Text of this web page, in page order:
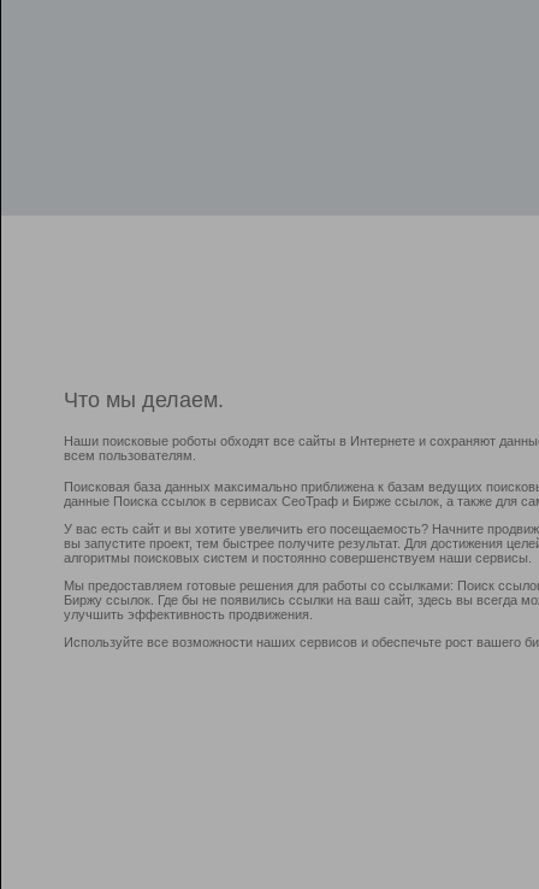
Что мы делаем.
Наши поисковые роботы обходят все сайты в Интернете и сохраняют
всем пользователям.
Поисковая база данных максимально приближена к базам ведущих
данные Поиска ссылок в сервисах СеоТраф и Бирже ссылок, а также для
У вас есть сайт и вы хотите увеличить его посещаемость? Начните
вы запустите проект, тем быстрее получите результат. Для достижения
алгоритмы поисковых систем и постоянно совершенствуем наши сервисы.
Мы предоставляем готовые решения для работы со ссылками: Поиск
Биржу ссылок. Где бы не появились ссылки на ваш сайт, здесь вы всегда
улучшить эффективность продвижения.
Используйте все возможности наших сервисов и обеспечьте рост вашего